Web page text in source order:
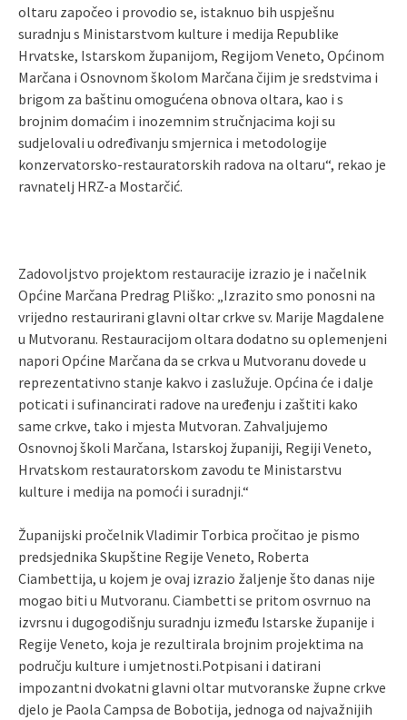
oltaru započeo i provodio se, istaknuo bih uspješnu
suradnju s Ministarstvom kulture i medija Republike
Hrvatske, Istarskom županijom, Regijom Veneto, Općinom
Marčana i Osnovnom školom Marčana čijim je sredstvima i
brigom za baštinu omogućena obnova oltara, kao i s
brojnim domaćim i inozemnim stručnjacima koji su
sudjelovali u određivanju smjernica i metodologije
konzervatorsko-restauratorskih radova na oltaru“, rekao je
ravnatelj HRZ-a Mostarčić.
Zadovoljstvo projektom restauracije izrazio je i načelnik
Općine Marčana Predrag Pliško: „Izrazito smo ponosni na
vrijedno restaurirani glavni oltar crkve sv. Marije Magdalene
u Mutvoranu. Restauracijom oltara dodatno su oplemenjeni
napori Općine Marčana da se crkva u Mutvoranu dovede u
reprezentativno stanje kakvo i zaslužuje. Općina će i dalje
poticati i sufinancirati radove na uređenju i zaštiti kako
same crkve, tako i mjesta Mutvoran. Zahvaljujemo
Osnovnoj školi Marčana, Istarskoj županiji, Regiji Veneto,
Hrvatskom restauratorskom zavodu te Ministarstvu
kulture i medija na pomoći i suradnji.“
Županijski pročelnik Vladimir Torbica pročitao je pismo
predsjednika Skupštine Regije Veneto, Roberta
Ciambettija, u kojem je ovaj izrazio žaljenje što danas nije
mogao biti u Mutvoranu. Ciambetti se pritom osvrnuo na
izvrsnu i dugogodišnju suradnju između Istarske županije i
Regije Veneto, koja je rezultirala brojnim projektima na
području kulture i umjetnosti.Potpisani i datirani
impozantni dvokatni glavni oltar mutvoranske župne crkve
djelo je Paola Campsa de Bobotija, jednoga od najvažnijih